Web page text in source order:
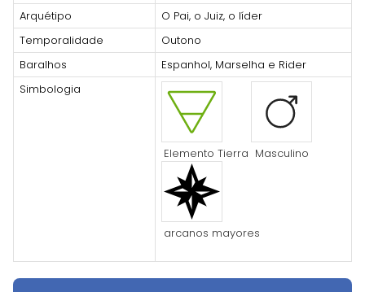
Arquétipo
O Pai, o Juiz, o líder
Temporalidade
Outono
Baralhos
Espanhol, Marselha e Rider
Simbologia
Elemento Tierra Masculino
arcanos mayores